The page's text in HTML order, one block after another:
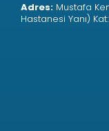
Adres: Mustafa
Hastanesi Yanı)